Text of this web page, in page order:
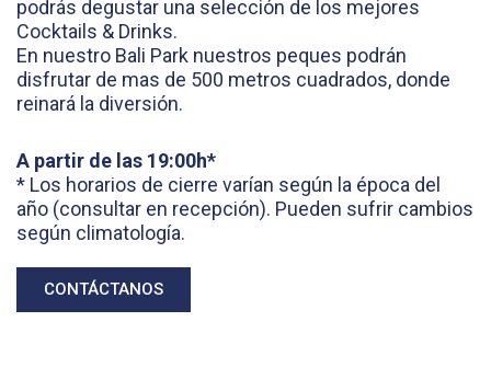
podrás degustar una selección de los mejores
Cocktails & Drinks.
En nuestro Bali Park nuestros peques podrán
disfrutar de mas de 500 metros cuadrados, donde
reinará la diversión.
A partir de las 19:00h*
* Los horarios de cierre varían según la época del
año (consultar en recepción). Pueden sufrir cambios
según climatología.
CONTÁCTANOS